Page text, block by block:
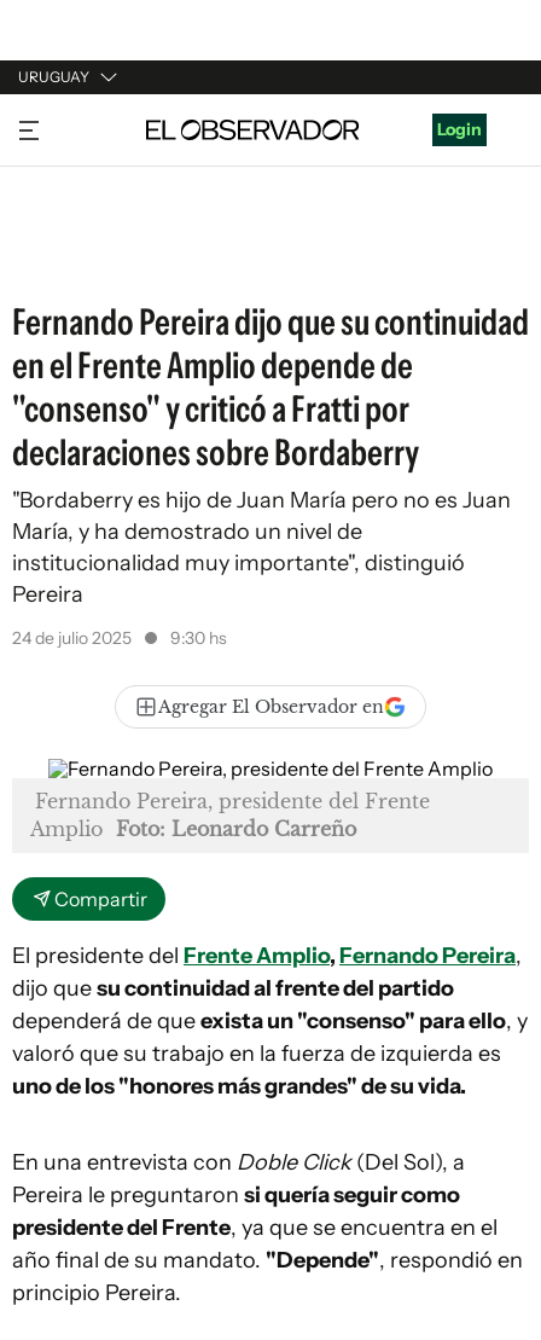
URUGUAY
URUGUAY
ARGENTINA
Login
Fernando Pereira dijo que su continuidad
en el Frente Amplio depende de
"consenso" y criticó a Fratti por
declaraciones sobre Bordaberry
"Bordaberry es hijo de Juan María pero no es Juan
María, y ha demostrado un nivel de
institucionalidad muy importante", distinguió
Pereira
24 de julio 2025 9:30 hs
Agregar El Observador en
Fernando Pereira, presidente del Frente
Amplio Foto: Leonardo Carreño
Compartir
El presidente del Frente Amplio,Fernando Pereira,
dijo quesu continuidad al frente del partido
dependerá de queexista un "consenso" para ello, y
valoró que su trabajo en la fuerza de izquierda es
uno de los "honores más grandes" de su vida.
En una entrevista con Doble Click(Del Sol), a
Pereira le preguntaron si quería seguir como
presidente del Frente, ya que se encuentra en el
año final de su mandato. "Depende", respondió en
principio Pereira.